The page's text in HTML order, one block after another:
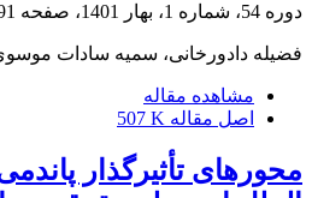
دوره 54، شماره 1، بهار 1401، صفحه
فضیله دادورخانی، سمیه سادات
مشاهده مقاله
اصل مقاله 507 K
محورهای تأثیرگذار